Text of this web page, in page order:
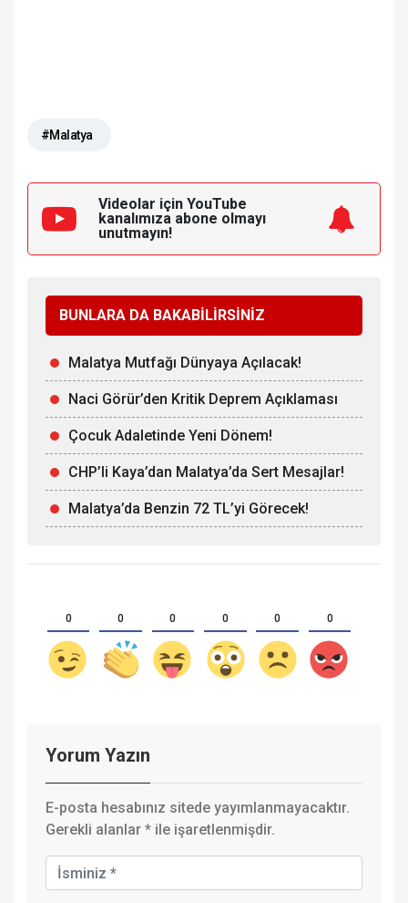
#Malatya
Videolar için YouTube
kanalımıza abone olmayı
unutmayın!
BUNLARA DA BAKABİLİRSİNİZ
Malatya Mutfağı Dünyaya Açılacak!
Naci Görür’den Kritik Deprem Açıklaması
Çocuk Adaletinde Yeni Dönem!
CHP’li Kaya’dan Malatya’da Sert Mesajlar!
Malatya’da Benzin 72 TL’yi Görecek!
0 0 0 0 0 0
Yorum Yazın
E-posta hesabınız sitede yayımlanmayacaktır.
Gerekli alanlar * ile işaretlenmişdir.